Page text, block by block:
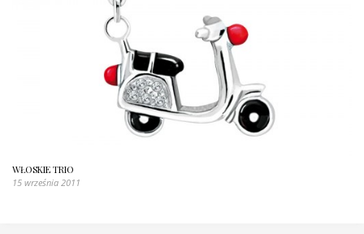
WŁOSKIE TRIO
15 września 2011